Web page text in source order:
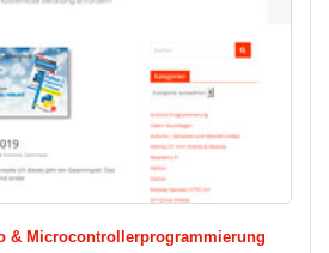
& Microcontrollerprogrammierung